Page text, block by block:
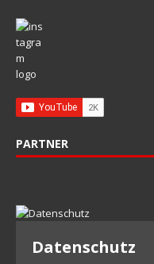
PARTNER
Datenschutz